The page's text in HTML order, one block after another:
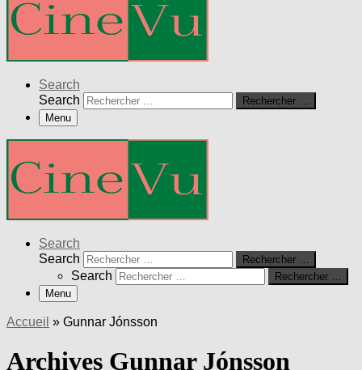
Search
Search
Rechercher …
Menu
Search
Search
Rechercher …
Search
Rechercher …
Menu
Accueil » Gunnar Jónsson
Archives Gunnar Jónsson